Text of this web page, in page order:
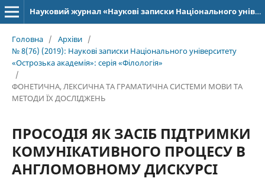
Науковий журнал «Наукові записки Національного університету «Острозька академія»: серія «Філологія»
Головна / Архіви /
№ 8(76) (2019): Наукові записки Національного університету
«Острозька академія»: серія­ «Філо­ло­гія»
/
ФОНЕТИЧНА, ЛЕКСИЧНА ТА ГРАМАТИЧНА СИСТЕМИ МОВИ ТА
МЕТОДИ ЇХ ДОСЛІДЖЕНЬ
ПPOCOДIЯ ЯК ЗАСIБ ПIДТРИМКИ
КОМУНIКАТИВНОГО ПРОЦЕСУ В
АНГЛОМОВНОМУ ДИСКУРСI